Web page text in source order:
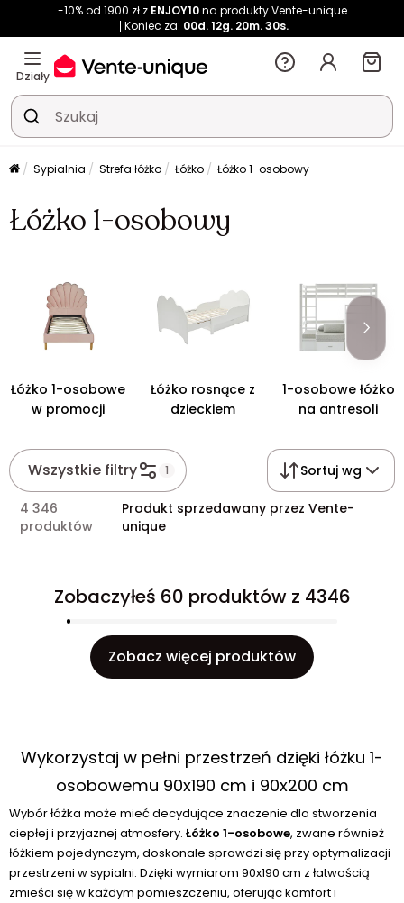
-10% od 1900 zł z ENJOY10na produkty Vente-unique
Koniec za: 00d. 12g. 20m. 30s.
Działy
Sypialnia Strefa łóżko Łóżko Łóżko 1-osobowy
Łóżko 1-osobowy
Łóżko 1-osobowe
w promocji
Łóżko rosnące z
dzieckiem
1-osobowe łóżko
na antresoli
Wszystkie filtry 1 Sortuj wg
4 346
produktów
Produkt sprzedawany przez Vente-
unique
Zobaczyłeś 60 produktów z 4346
Zobacz więcej produktów
Wykorzystaj w pełni przestrzeń dzięki łóżku 1-
osobowemu 90x190 cm i 90x200 cm
Wybór łóżka może mieć decydujące znaczenie dla stworzenia
ciepłej i przyjaznej atmosfery. Łóżko 1-osobowe, zwane również
łóżkiem pojedynczym, doskonale sprawdzi się przy optymalizacji
przestrzeni w sypialni. Dzięki wymiarom 90x190 cm z łatwością
zmieści się w każdym pomieszczeniu, oferując komfort i